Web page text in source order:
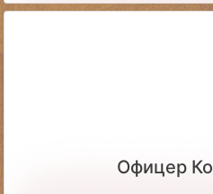
Офицер